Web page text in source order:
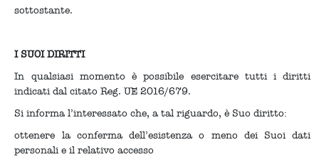
sottostante.
I SUOI DIRITTI
In qualsiasi momento è possibile esercitare tutti i diritti
indicati dal citato Reg. UE 2016/679.
Si informa l’interessato che, a tal riguardo, è Suo diritto:
ottenere la conferma dell’esistenza o meno dei Suoi dati
personali e il relativo accesso